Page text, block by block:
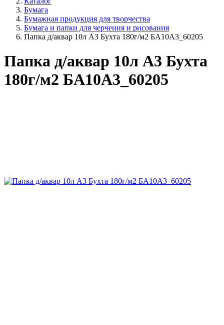
Бумага
Бумажная продукция для творчества
Бумага и папки для черчения и рисования
Папка д/аквар 10л А3 Бухта 180г/м2 БА10А3_60205
Папка д/аквар 10л А3 Бухта
180г/м2 БА10А3_60205